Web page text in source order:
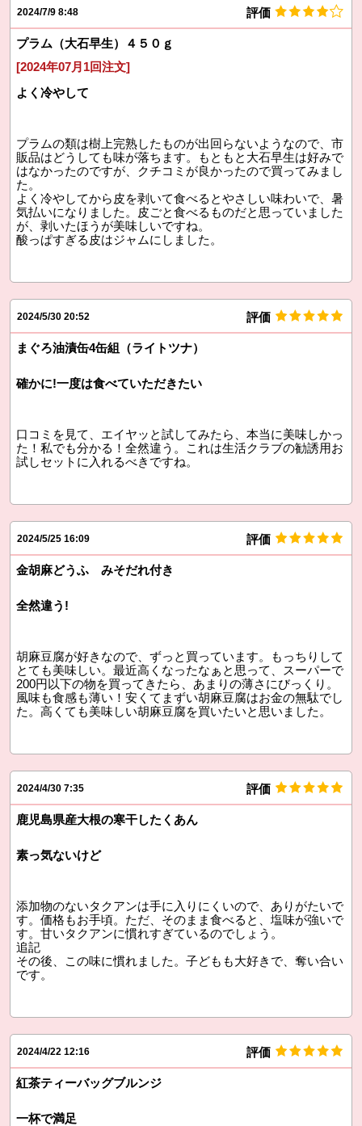
2024/7/9 8:48 評価
プラム（大石早生）４５０ｇ
[2024年07月1回注文]
よく冷やして
プラムの類は樹上完熟したものが出回らないようなので、市
販品はどうしても味が落ちます。もともと大石早生は好みで
はなかったのですが、クチコミが良かったので買ってみまし
た。
よく冷やしてから皮を剥いて食べるとやさしい味わいで、暑
気払いになりました。皮ごと食べるものだと思っていました
が、剥いたほうが美味しいですね。
酸っぱすぎる皮はジャムにしました。
2024/5/30 20:52 評価
まぐろ油漬缶4缶組（ライトツナ）
確かに!一度は食べていただきたい
口コミを見て、エイヤッと試してみたら、本当に美味しかっ
た！私でも分かる！全然違う。これは生活クラブの勧誘用お
試しセットに入れるべきですね。
2024/5/25 16:09 評価
金胡麻どうふ みそだれ付き
全然違う!
胡麻豆腐が好きなので、ずっと買っています。もっちりして
とても美味しい。最近高くなったなぁと思って、スーパーで
200円以下の物を買ってきたら、あまりの薄さにびっくり。
風味も食感も薄い！安くてまずい胡麻豆腐はお金の無駄でし
た。高くても美味しい胡麻豆腐を買いたいと思いました。
2024/4/30 7:35 評価
鹿児島県産大根の寒干したくあん
素っ気ないけど
添加物のないタクアンは手に入りにくいので、ありがたいで
す。価格もお手頃。ただ、そのまま食べると、塩味が強いで
す。甘いタクアンに慣れすぎているのでしょう。
追記
その後、この味に慣れました。子どもも大好きで、奪い合い
です。
2024/4/22 12:16 評価
紅茶ティーバッグブルンジ
一杯で満足